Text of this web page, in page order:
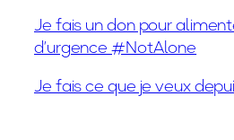
Je fais un don pour
d’urgence #NotAlone
Je fais ce que je veux